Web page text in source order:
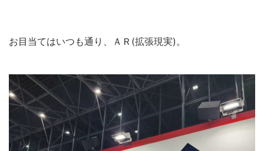
お目当てはいつも通り、ＡＲ(拡張現実)。